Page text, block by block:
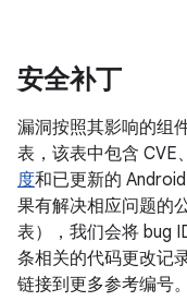
安全补丁
漏洞按照其影响的组
表，该表中包含 CVE
度和已更新的
果有解决相应问题的
表），我们会将 bug
条相关的代码更改记
链接到更多参考编号。